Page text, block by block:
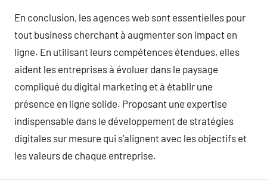
En conclusion, les agences web sont essentielles pour
tout business cherchant à augmenter son impact en
ligne. En utilisant leurs compétences étendues, elles
aident les entreprises à évoluer dans le paysage
compliqué du digital marketing et à établir une
présence en ligne solide. Proposant une expertise
indispensable dans le développement de stratégies
digitales sur mesure qui s’alignent avec les objectifs et
les valeurs de chaque entreprise.